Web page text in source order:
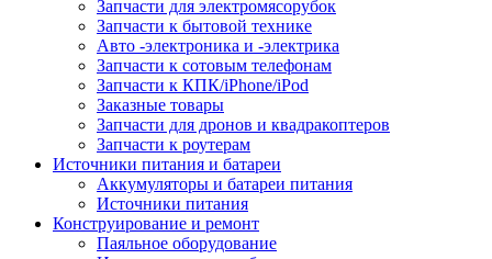
Запчасти для электромясорубок
Запчасти к бытовой технике
Авто -электроника и -электрика
Запчасти к сотовым телефонам
Запчасти к КПК/iPhone/iPod
Заказные товары
Запчасти для дронов и квадракоптеров
Запчасти к роутерам
Источники питания и батареи
Аккумуляторы и батареи питания
Источники питания
Конструирование и ремонт
Паяльное оборудование